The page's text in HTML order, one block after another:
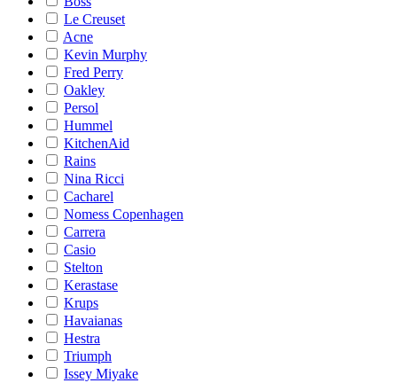
Le Creuset
Acne
Kevin Murphy
Fred Perry
Oakley
Persol
Hummel
KitchenAid
Rains
Nina Ricci
Cacharel
Nomess Copenhagen
Carrera
Casio
Stelton
Kerastase
Krups
Havaianas
Hestra
Triumph
Issey Miyake